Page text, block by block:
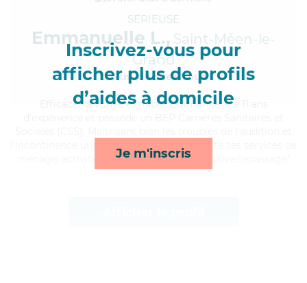
Inscrivez-vous pour
afficher plus de profils
d’aides à domicile
Je m'inscris
SÉRIEUSE
Emmanuelle L., Saint-Méen-le-
Grand
à 5km de chez Vous
Efficace, dévouée et fiable, Emmanuelle a 11 ans
l'incontinence urinaire, Emmanuelle apporte ses services de
ménage, activités, toilette/habillage et lessive/repassage*